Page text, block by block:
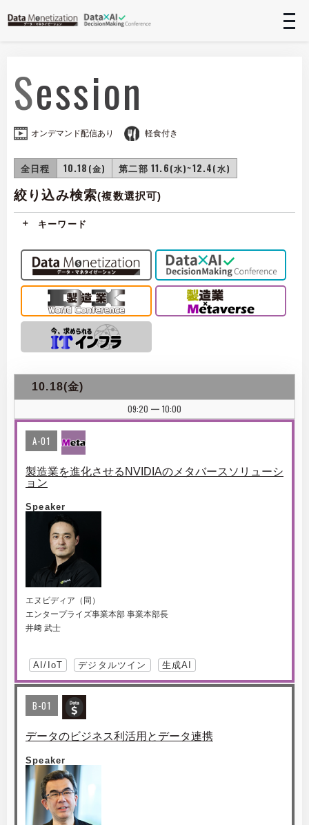
Session
全日程 10.18 (金) 第二部 11.6(水)~12.4(水)
オンデマンド配信あり 軽食付き
絞り込み検索(複数選択可)
キーワード
10.18(金)
09:20
| 10:00
A-01
製造業を進化させるNVIDIAのメタバースソリューシ
ョン
Speaker
エヌビディア（同）
エンタープライズ事業本部 事業本部長
井﨑 武士
AI/IoT デジタルツイン 生成AI
B-01
データのビジネス利活用とデータ連携
Speaker